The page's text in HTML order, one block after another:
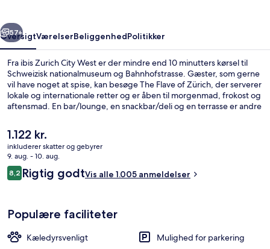
Næste
57+
OversigtVærelserBeliggenhedPolitikker
Fra ibis Zurich City West er der mindre end 10 minutters kørsel til
Schweizisk nationalmuseum og Bahnhofstrasse. Gæster, som gerne
vil have noget at spise, kan besøge The Flave of Zürich, der serverer
lokale og internationale retter og er åben til morgenmad, frokost og
aftensmad. En bar/lounge, en snackbar/deli og en terrasse er andre
hjælpsomme personale. Overnatningsstedet ligger kun en kort
gåtur fra offentlig transport: Technopark Sporvognsstation ligger 2
minutter væk og Schiffbau Sporvognsstation ligger 3 minutter
derfra.
Den
nuværende
pris
er
1.122 kr.
1.122 kr.
inkluderer skatter og gebyrer
9. aug. - 10. aug.
Anmeldelser
8,28,2 ud af 10.
Rigtig godtVis alle 1.005 anmeldelser
Populære faciliteter
Kæledyrsvenligt
Mulighed for parkering